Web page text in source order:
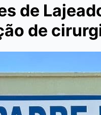
de
de